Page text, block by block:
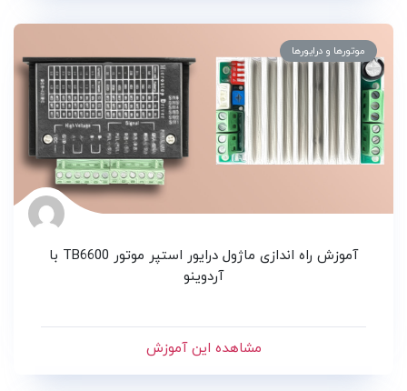
موتورها و درایورها
آموزش راه اندازی ماژول درایور استپر موتور TB6600 با
آردوینو
مشاهده این آموزش